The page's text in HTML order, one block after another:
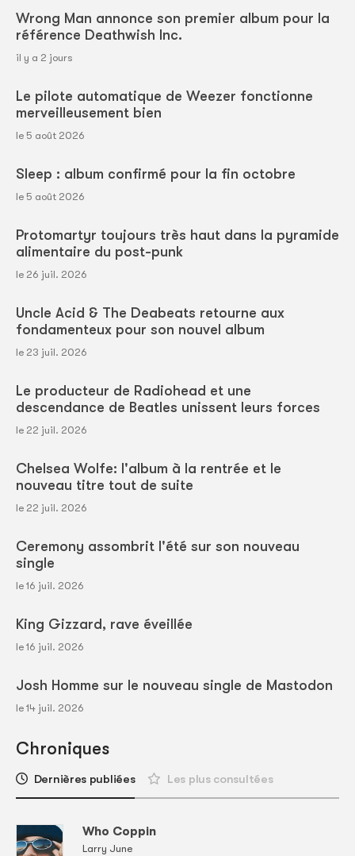
Wrong Man annonce son premier album pour la
référence Deathwish Inc.
il y a 2 jours
Le pilote automatique de Weezer fonctionne
merveilleusement bien
le 5 août 2026
Sleep : album confirmé pour la fin octobre
le 5 août 2026
Protomartyr toujours très haut dans la pyramide
alimentaire du post-punk
le 26 juil. 2026
Uncle Acid & The Deabeats retourne aux
fondamenteux pour son nouvel album
le 23 juil. 2026
Le producteur de Radiohead et une
descendance de Beatles unissent leurs forces
le 22 juil. 2026
Chelsea Wolfe: l'album à la rentrée et le
nouveau titre tout de suite
le 22 juil. 2026
Ceremony assombrit l'été sur son nouveau
single
le 16 juil. 2026
King Gizzard, rave éveillée
le 16 juil. 2026
Josh Homme sur le nouveau single de Mastodon
le 14 juil. 2026
Chroniques
Dernières publiées Les plus consultées
Who Coppin
Larry June